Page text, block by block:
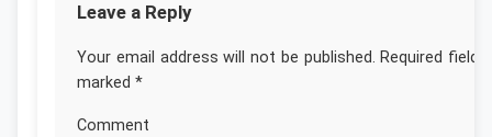
Leave a Reply
Your email address will not be published. Required fields
marked *